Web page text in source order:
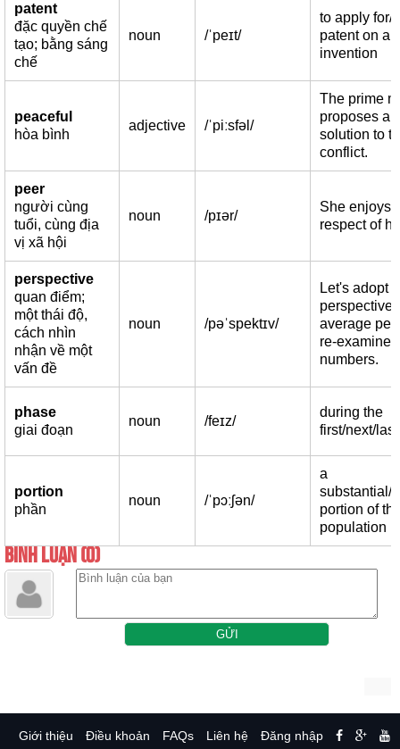
patent
đặc quyền chế
tạo; bằng sáng
chế
noun /ˈpeɪt/
to apply for/
patent on an
invention
peaceful
hòa bình
adjective /ˈpiːsfəl/
The prime
proposes a
solution to
conflict.
peer
người cùng
tuổi, cùng địa
vị xã hội
noun /pɪər/
She enjoys
respect of
perspective
quan điểm;
một thái độ,
cách nhìn
nhận về một
vấn đề
noun /pəˈspektɪv/
Let's adopt
perspective
average
re-examine
numbers.
phase
giai đoạn
noun /feɪz/
during the
first/next/
portion
phần
noun /ˈpɔːʃən/
a
substantial/
portion of
population
BÌNH LUẬN (0)
Giới thiệu Điều khoản FAQs Liên hệ Đăng nhập